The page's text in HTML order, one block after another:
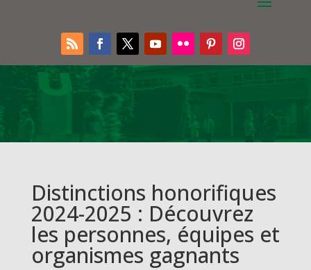
Distinctions honorifiques
2024-2025 : Découvrez
les personnes, équipes et
organismes gagnants